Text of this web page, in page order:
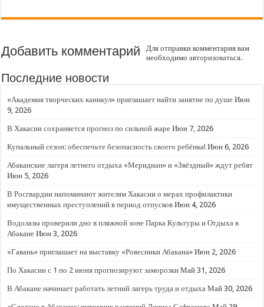
Добавить комментарий
Для отправки комментария вам
необходимоавторизоваться.
Последние новости
«Академия творческих каникул» приглашает найти занятие по душе Июн
9, 2026
В Хакасии сохраняется прогноз по сильной жаре Июн 7, 2026
Купальный сезон: обеспечьте безопасность своего ребёнка! Июн 6, 2026
Абаканские лагеря летнего отдыха «Меридиан» и «Звёздный» ждут ребят
Июн 5, 2026
В Росгвардии напоминают жителям Хакасии о мерах профилактики
имущественных преступлений в период отпусков Июн 4, 2026
Водолазы проверили дно в пляжной зоне Парка Культуры и Отдыха в
Абакане Июн 3, 2026
«Гавань» приглашает на выставку «Ровесники Абакана» Июн 2, 2026
По Хакасии с 1 по 2 июня прогнозируют заморозки Май 31, 2026
В Абакане начинает работать летний лагерь труда и отдыха Май 30, 2026